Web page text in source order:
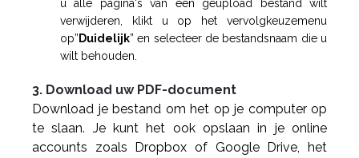
u alle pagina's van een geüpload bestand wilt
verwijderen, klikt u op het vervolgkeuzemenu
op” Duidelijk” en selecteer de bestandsnaam die u
wilt behouden.
3. Download uw PDF-document
Download je bestand om het op je computer op
te slaan. Je kunt het ook opslaan in je online
accounts zoals Dropbox of Google Drive, het